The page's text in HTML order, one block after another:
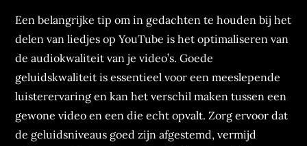
Een belangrijke tip om in gedachten te houden bij het
delen van liedjes op YouTube is het optimaliseren van
de audiokwaliteit van je video’s. Goede
geluidskwaliteit is essentieel voor een meeslepende
luisterervaring en kan het verschil maken tussen een
gewone video en een die echt opvalt. Zorg ervoor dat
de geluidsniveaus goed zijn afgestemd, vermijd